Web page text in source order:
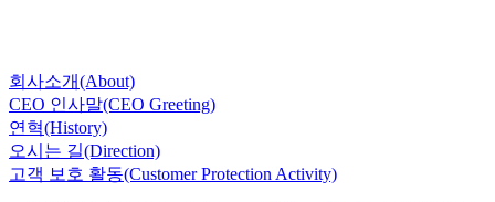
회사소개(About)
CEO 인사말(CEO Greeting)
연혁(History)
오시는 길(Direction)
고객 보호 활동(Customer Protection Activity)